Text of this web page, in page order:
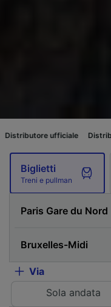
Distributore ufficiale
Biglietti
Treni e pullman
Via
Sola andata